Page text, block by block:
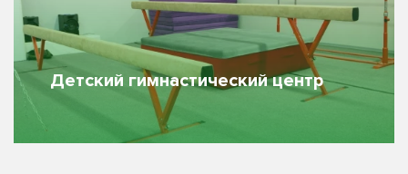
Детский гимнастический центр